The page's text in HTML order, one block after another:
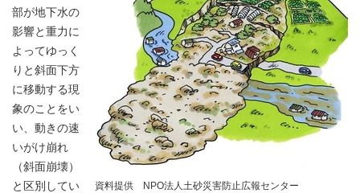
資料提供 NPO法人土砂災害防止広報センター
部が地下水の
影響と重力に
よってゆっく
りと斜面下方
に移動する現
象のことをい
い、動きの速
いがけ崩れ
（斜面崩壊）
と区別してい